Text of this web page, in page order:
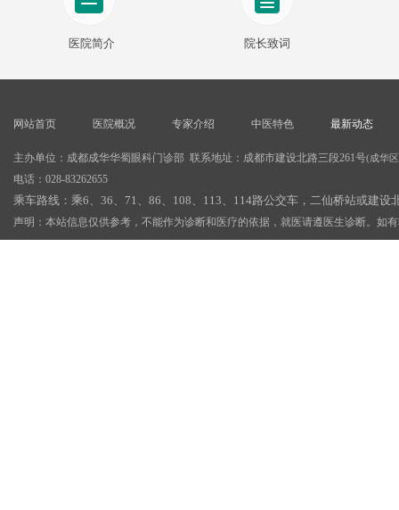
主办单位：成都成华华蜀眼科门诊部 联系地址：成都市建设北路三段261号(成华
电话：028-83262655
乘车路线：乘6、36、71、86、108、113、114路公交车，二仙桥站或建设
声明：本站信息仅供参考，不能作为诊断和医疗的依据，就医请遵医生诊断。如
网站首页 医院概况 专家介绍 中医特色 最新动态
医院简介 院长致词